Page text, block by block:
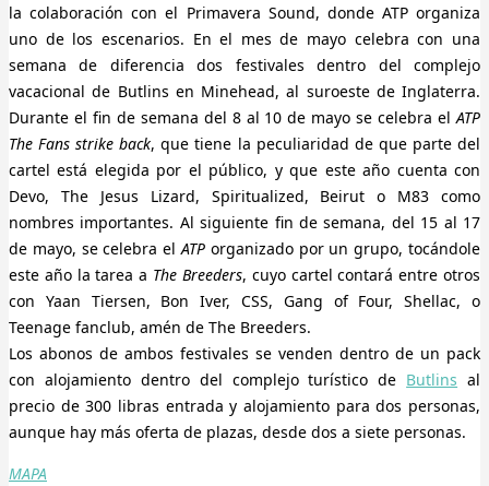
la colaboración con el Primavera Sound, donde ATP organiza
uno de los escenarios. En el mes de mayo celebra con una
semana de diferencia dos festivales dentro del complejo
vacacional de Butlins en Minehead, al suroeste de Inglaterra.
Durante el fin de semana del 8 al 10 de mayo se celebra el ATP
The Fans strike back, que tiene la peculiaridad de que parte del
cartel está elegida por el público, y que este año cuenta con
Devo, The Jesus Lizard, Spiritualized, Beirut o M83 como
nombres importantes. Al siguiente fin de semana, del 15 al 17
de mayo, se celebra el ATP organizado por un grupo, tocándole
este año la tarea a The Breeders, cuyo cartel contará entre otros
con Yaan Tiersen, Bon Iver, CSS, Gang of Four, Shellac, o
Teenage fanclub, amén de The Breeders.
Los abonos de ambos festivales se venden dentro de un pack
con alojamiento dentro del complejo turístico de Butlins al
precio de 300 libras entrada y alojamiento para dos personas,
aunque hay más oferta de plazas, desde dos a siete personas.
MAPA